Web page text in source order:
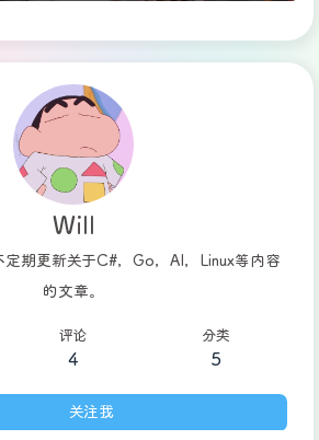
Will
期更新关于C#，Go，AI，Linux等内容
的文章。
评论
4
分类
5
关注我